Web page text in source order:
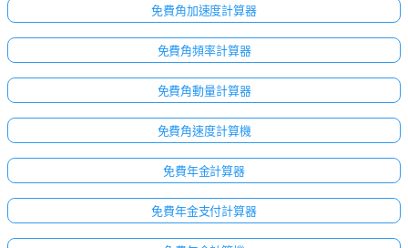
尚
免費角加速度計算器
免費角頻率計算器
免費角動量計算器
免費角速度計算機
免費年金計算器
免費年金支付計算器